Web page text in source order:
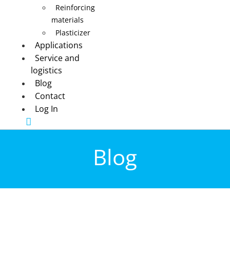
Reinforcing
materials
Plasticizer
Applications
Service and
logistics
Blog
Contact
Log In
Blog